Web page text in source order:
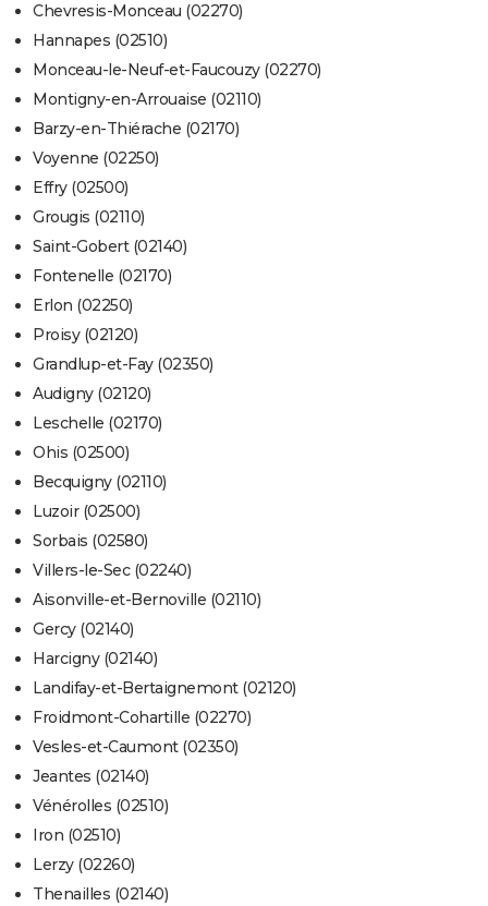
Chevresis-Monceau (02270)
Hannapes (02510)
Monceau-le-Neuf-et-Faucouzy (02270)
Montigny-en-Arrouaise (02110)
Barzy-en-Thiérache (02170)
Voyenne (02250)
Effry (02500)
Grougis (02110)
Saint-Gobert (02140)
Fontenelle (02170)
Erlon (02250)
Proisy (02120)
Grandlup-et-Fay (02350)
Audigny (02120)
Leschelle (02170)
Ohis (02500)
Becquigny (02110)
Luzoir (02500)
Sorbais (02580)
Villers-le-Sec (02240)
Aisonville-et-Bernoville (02110)
Gercy (02140)
Harcigny (02140)
Landifay-et-Bertaignemont (02120)
Froidmont-Cohartille (02270)
Vesles-et-Caumont (02350)
Jeantes (02140)
Vénérolles (02510)
Iron (02510)
Lerzy (02260)
Thenailles (02140)